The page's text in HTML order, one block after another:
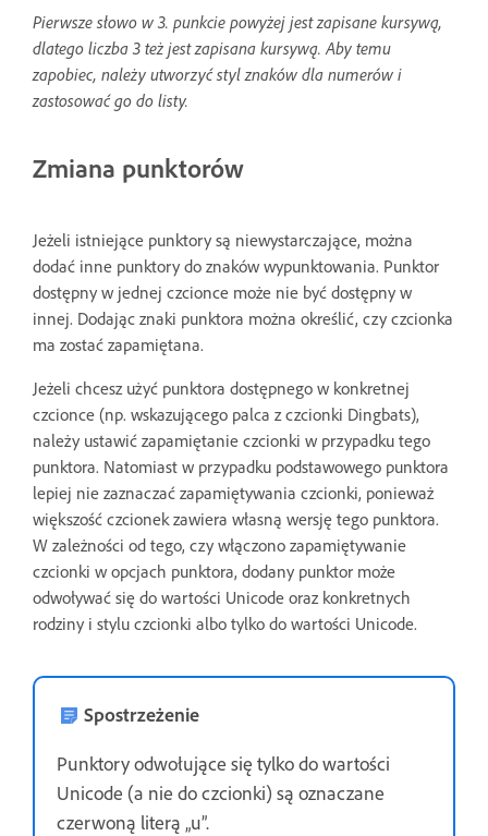
Pierwsze słowo w 3. punkcie powyżej jest zapisane kursywą,
dlatego liczba 3 też jest zapisana kursywą. Aby temu
zapobiec, należy utworzyć styl znaków dla numerów i
zastosować go do listy.
Zmiana punktorów
Jeżeli istniejące punktory są niewystarczające, można
dodać inne punktory do znaków wypunktowania. Punktor
dostępny w jednej czcionce może nie być dostępny w
innej. Dodając znaki punktora można określić, czy czcionka
ma zostać zapamiętana.
Jeżeli chcesz użyć punktora dostępnego w konkretnej
czcionce (np. wskazującego palca z czcionki Dingbats),
należy ustawić zapamiętanie czcionki w przypadku tego
punktora. Natomiast w przypadku podstawowego punktora
lepiej nie zaznaczać zapamiętywania czcionki, ponieważ
większość czcionek zawiera własną wersję tego punktora.
W zależności od tego, czy włączono zapamiętywanie
czcionki w opcjach punktora, dodany punktor może
odwoływać się do wartości Unicode oraz konkretnych
rodziny i stylu czcionki albo tylko do wartości Unicode.
Spostrzeżenie
Punktory odwołujące się tylko do wartości
Unicode (a nie do czcionki) są oznaczane
czerwoną literą „u”.